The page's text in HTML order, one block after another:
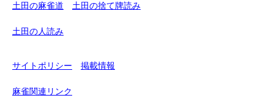
土田の麻雀道 土田の捨て牌読み
土田の人読み
サイトポリシー 掲載情報
麻雀関連リンク